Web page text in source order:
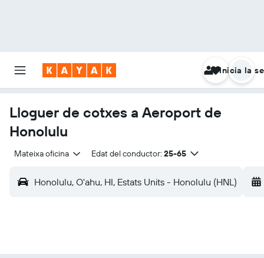
Inicia la
Lloguer de cotxes a Aeroport de
Honolulu
Mateixa oficina Edat del conductor: 25-65
Honolulu, O'ahu, HI, Estats Units - Honolulu (HNL)